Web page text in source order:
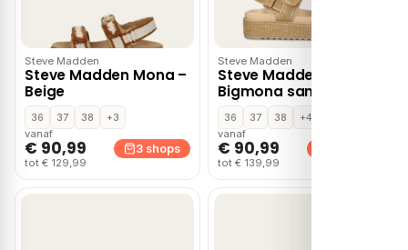
Steve Madden
Steve Madden Mona –
Beige
36 37 38
+3
vanaf
€ 90,99
tot € 129,99
3 shops
Steve Madden
Steve Madden
Bigmona sandalen –
Beige
36 37 38
+4
vanaf
€ 90,99
tot € 139,99